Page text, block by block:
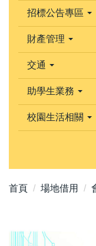
招標公告專區
財產管理
交通
助學生業務
校園生活相關
首頁 場地借用